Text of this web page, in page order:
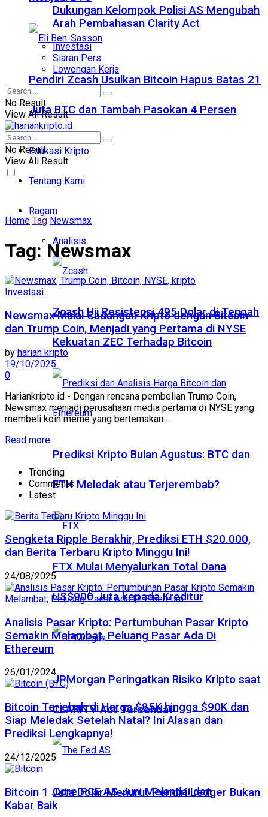
Pendiri Zcash Usulkan Bitcoin Hapus Batas 21
Juta BTC dan Tambah Pasokan 4 Persen
Edukasi Kripto
Tentang Kami
Ragam
Analisis
Zcash Uji Resistensi 495 Dolar di Tengah
Kekuatan ZEC Terhadap Bitcoin
Prediksi Kripto Bulan Agustus: BTC dan
ETH Meledak atau Terjerembab?
FTX Mulai Menyalurkan Total Dana
US$900 Juta kepada Kreditur
JPMorgan Peringatkan Risiko Kripto saat
CLARITY Act Tersendat
Core PCE AS Juni Melandai dan
Dukungan Kelompok Polisi AS Mengubah
Arah Pembahasan Clarity Act
Investasi
Siaran Pers
Lowongan Kerja
No Result
View All Result
No Result
View All Result
Home Tag Newsmax
Tag:Newsmax
Investasi
Newsmax Mulai Cadangan Kripto dengan Bitcoin
dan Trump Coin, Menjadi yang Pertama di NYSE
by harian kripto
19/10/2025
0
Hariankripto.id - Dengan rencana pembelian Trump Coin,
Newsmax menjadi perusahaan media pertama di NYSE yang
membeli koin meme yang bertemakan ...
Read more
Trending
Comments
Latest
Sengketa Ripple Berakhir, Prediksi ETH $20.000,
dan Berita Terbaru Kripto Minggu Ini!
24/08/2025
Analisis Pasar Kripto: Pertumbuhan Pasar Kripto
Semakin Melambat, Peluang Pasar Ada Di
Ethereum
26/01/2024
Bitcoin Terjebak di Harga $85K hingga $90K dan
Siap Meledak Setelah Natal? Ini Alasan dan
Prediksi Lengkapnya!
24/12/2025
Bitcoin 1 Juta Dolar Menurut Pendiri Ledger Bukan
Kabar Baik